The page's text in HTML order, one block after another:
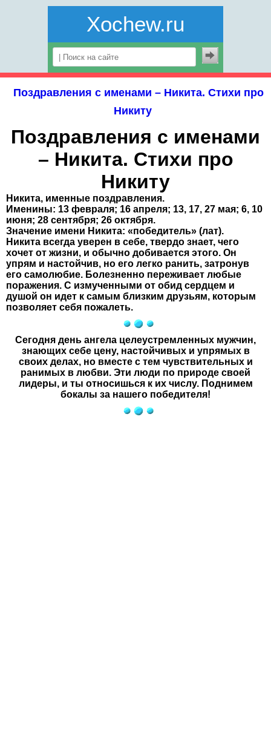
Xochew.ru
Поздравления с именами – Никита. Стихи про
Никиту
Поздравления с именами
– Никита. Стихи про
Никиту
Никита, именные поздравления.
Именины: 13 февраля; 16 апреля; 13, 17, 27 мая; 6, 10
июня; 28 сентября; 26 октября.
Значение имени Никита: «победитель» (лат).
Никита всегда уверен в себе, твердо знает, чего
хочет от жизни, и обычно добивается этого. Он
упрям и настойчив, но его легко ранить, затронув
его самолюбие. Болезненно переживает любые
поражения. С измученными от обид сердцем и
душой он идет к самым близким друзьям, которым
позволяет себя пожалеть.
Сегодня день ангела целеустремленных мужчин,
знающих себе цену, настойчивых и упрямых в
своих делах, но вместе с тем чувствительных и
ранимых в любви. Эти люди по природе своей
лидеры, и ты относишься к их числу. Поднимем
бокалы за нашего победителя!